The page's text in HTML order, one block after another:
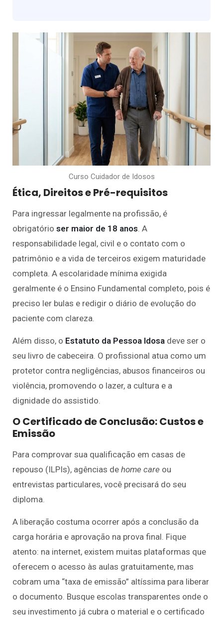
Curso Cuidador de Idosos
Ética, Direitos e Pré-requisitos
Para ingressar legalmente na profissão, é
obrigatório ser maior de 18 anos. A
responsabilidade legal, civil e o contato com o
patrimônio e a vida de terceiros exigem maturidade
completa. A escolaridade mínima exigida
geralmente é o Ensino Fundamental completo, pois é
preciso ler bulas e redigir o diário de evolução do
paciente com clareza.
Além disso, o Estatuto da Pessoa Idosa deve ser o
seu livro de cabeceira. O profissional atua como um
protetor contra negligências, abusos financeiros ou
violência, promovendo o lazer, a cultura e a
dignidade do assistido.
O Certificado de Conclusão: Custos e
Emissão
Para comprovar sua qualificação em casas de
repouso (ILPIs), agências de home care ou
entrevistas particulares, você precisará do seu
diploma.
A liberação costuma ocorrer após a conclusão da
carga horária e aprovação na prova final. Fique
atento: na internet, existem muitas plataformas que
oferecem o acesso às aulas gratuitamente, mas
cobram uma “taxa de emissão” altíssima para liberar
o documento. Busque escolas transparentes onde o
seu investimento já cubra o material e o certificado